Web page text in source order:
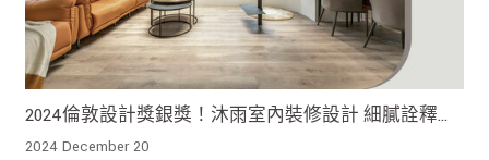
2024倫敦設計獎銀獎！沐雨室內裝修設計 細膩詮釋單
身貴族的品味生活
2024 December 20